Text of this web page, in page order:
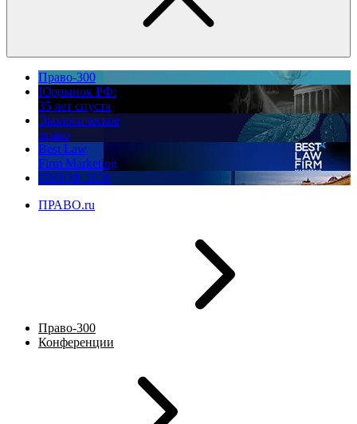
Право-300
Юррынок РФ:
35 лет спустя
Экологическое
право
Best Law
Firm Marketing
ПМЮФ 2026
ПРАВО.ru
Право-300
Конференции